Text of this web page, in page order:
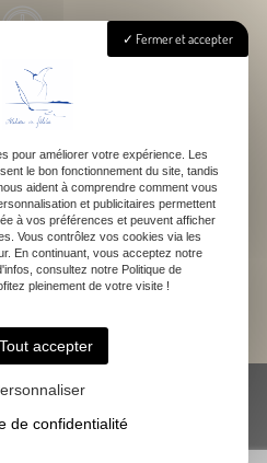
: 9h - 18h
95 80 82
-Mentions légales
utilisation des œuvres présentées, même
Fermer et accepter
pour améliorer votre expérience. Les
le bon fonctionnement du site, tandis
aident à comprendre comment vous
et publicitaires permettent
à vos préférences et peuvent afficher
Vous contrôlez vos cookies via les
En continuant, vous acceptez notre
consultez notre Politique de
pleinement de votre visite !
Tout accepter
de confidentialité